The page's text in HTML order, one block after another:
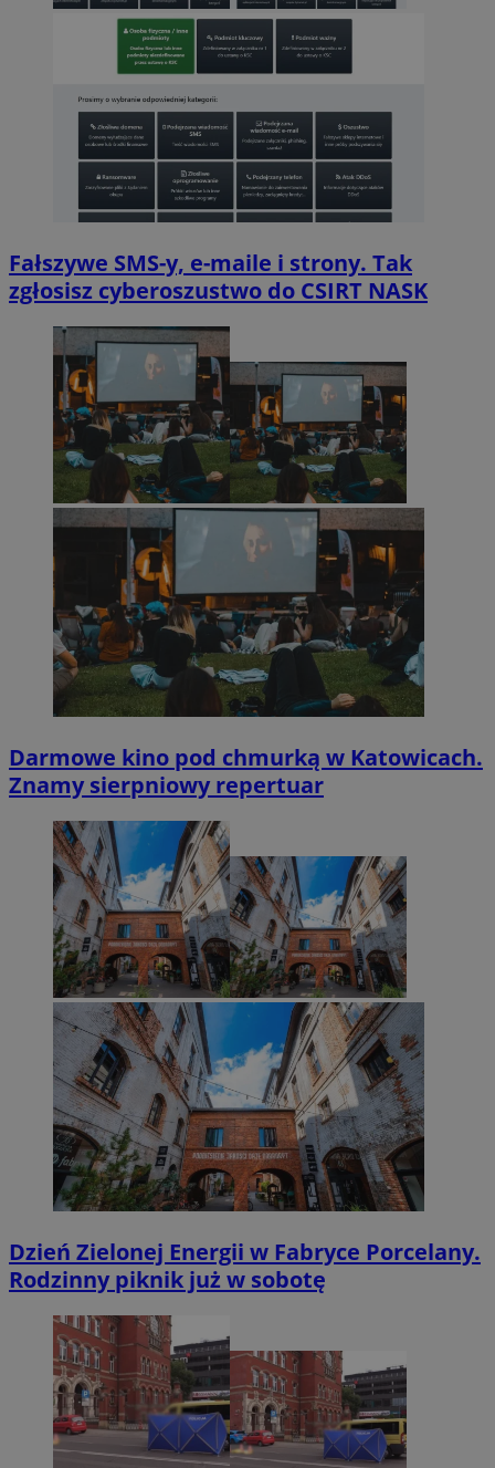
Fałszywe SMS-y, e-maile i strony. Tak
zgłosisz cyberoszustwo do CSIRT NASK
Darmowe kino pod chmurką w Katowicach.
Znamy sierpniowy repertuar
Dzień Zielonej Energii w Fabryce Porcelany.
Rodzinny piknik już w sobotę